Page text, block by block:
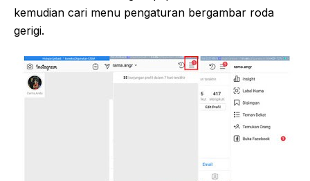
kemudian cari menu pengaturan bergambar roda
gerigi.